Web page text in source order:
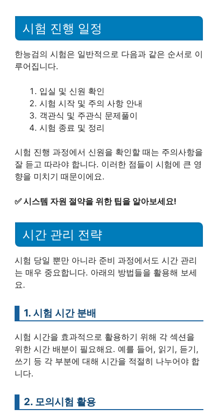
시험 진행 일정
한능검의 시험은 일반적으로 다음과 같은 순서로 이
루어집니다.
입실 및 신원 확인
시험 시작 및 주의 사항 안내
객관식 및 주관식 문제풀이
시험 종료 및 정리
시험 진행 과정에서 신원을 확인할 때는 주의사항을
잘 듣고 따라야 합니다. 이러한 점들이 시험에 큰 영
향을 미치기 때문이에요.
✅시스템 자원 절약을 위한 팁을 알아보세요!
시간 관리 전략
시험 당일 뿐만 아니라 준비 과정에서도 시간 관리
는 매우 중요합니다. 아래의 방법들을 활용해 보세
요.
1. 시험 시간 분배
시험 시간을 효과적으로 활용하기 위해 각 섹션을
위한 시간 배분이 필요해요. 예를 들어, 읽기, 듣기,
쓰기 등 각 부분에 대해 시간을 적절히 나누어야 합
니다.
2. 모의시험 활용